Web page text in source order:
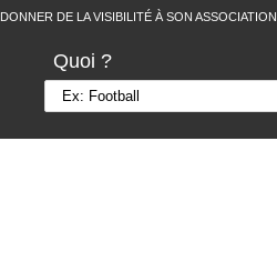
DONNER DE LA VISIBILITÉ À SON ASSOCIATION
Quoi ?